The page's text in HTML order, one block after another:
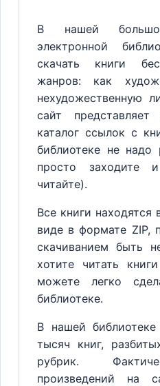
В нашей
электронной
скачать книги
жанров: как
нехудожественную
сайт
каталог ссылок с
библиотеке не надо
просто заходите
читайте).
Все книги находятся
виде в формате ZIP,
скачиванием быть
хотите читать
можете легко
библиотеке.
В нашей
тысяч книг,
рубрик.
произведений на